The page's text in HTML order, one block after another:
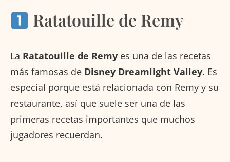
Ratatouille de Remy
La Ratatouille de Remy es una de las recetas
más famosas de Disney Dreamlight Valley. Es
especial porque está relacionada con Remy y su
restaurante, así que suele ser una de las
primeras recetas importantes que muchos
jugadores recuerdan.